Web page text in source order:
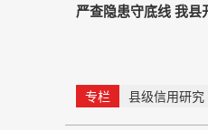
严查隐患守底线 我
专栏 县级信用研究